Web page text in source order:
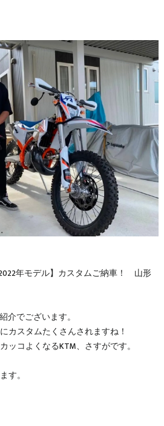
2022年モデル】カスタムご納車！ 山形
介でございます。
カスタムたくさんされますね！
ッコよくなるKTM、さすがです。
す。